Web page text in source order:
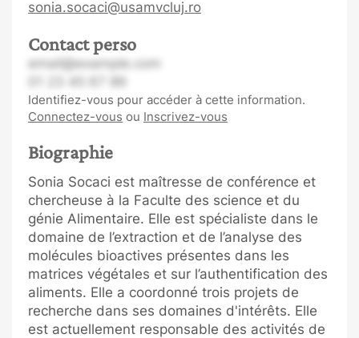
sonia.socaci@usamvcluj.ro
Contact perso
email@example.com
Identifiez-vous pour accéder à cette information.
Connectez-vous ou Inscrivez-vous
Biographie
Sonia Socaci est maîtresse de conférence et
chercheuse à la Faculte des science et du
génie Alimentaire. Elle est spécialiste dans le
domaine de l’extraction et de l’analyse des
molécules bioactives présentes dans les
matrices végétales et sur l’authentification des
aliments. Elle a coordonné trois projets de
recherche dans ses domaines d'intérêts. Elle
est actuellement responsable des activités de